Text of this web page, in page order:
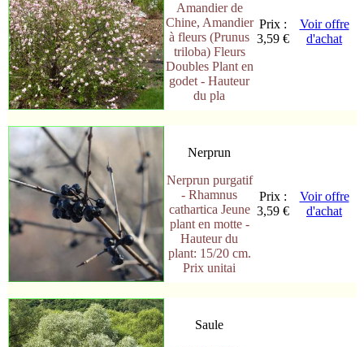
Amandier de
Chine, Amandier
à fleurs (Prunus
triloba) Fleurs
Doubles Plant en
godet - Hauteur
du pla
Prix :
3,59 €
Voir offre
d'achat
Nerprun
Nerprun purgatif
- Rhamnus
cathartica Jeune
plant en motte -
Hauteur du
plant: 15/20 cm.
Prix unitai
Prix :
3,59 €
Voir offre
d'achat
Saule